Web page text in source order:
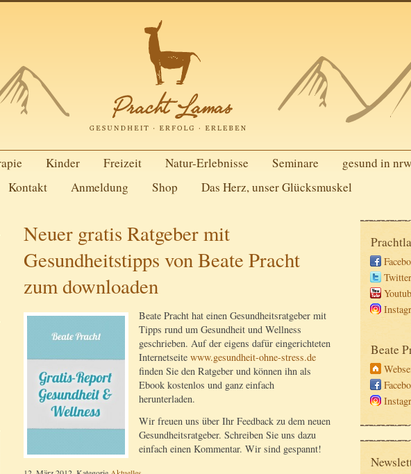
Kinder Freizeit Natur-Erlebnisse Seminare gesund in nrw
Kontakt
Anmeldung Shop Das Herz, unser Glücksmuskel
Neuer gratis Ratgeber mit
Gesundheitstipps von Beate Pracht
zum downloaden
Beate Pracht hat einen Gesundheitsratgeber mit
Tipps rund um Gesundheit und Wellness
geschrieben. Auf der eigens dafür eingerichteten
Internetseite www.gesundheit-ohne-stress.de
finden Sie den Ratgeber und können ihn als
Ebook kostenlos und ganz einfach
herunterladen.
Wir freuen uns über Ihr Feedback zu dem neuen
Gesundheitsratgeber. Schreiben Sie uns dazu
einfach einen Kommentar. Wir sind gespannt!
Twitter
Beate